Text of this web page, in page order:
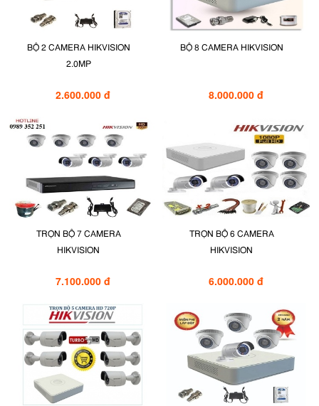
BỘ 2 CAMERA HIKVISION
2.0MP
2.600.000 đ
BỘ 8 CAMERA HIKVISION
8.000.000 đ
TRỌN BỘ 7 CAMERA
HIKVISION
7.100.000 đ
TRỌN BỘ 6 CAMERA
HIKVISION
6.000.000 đ